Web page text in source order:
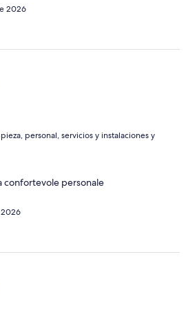
2026
personal, servicios y instalaciones y
confortevole personale
2026